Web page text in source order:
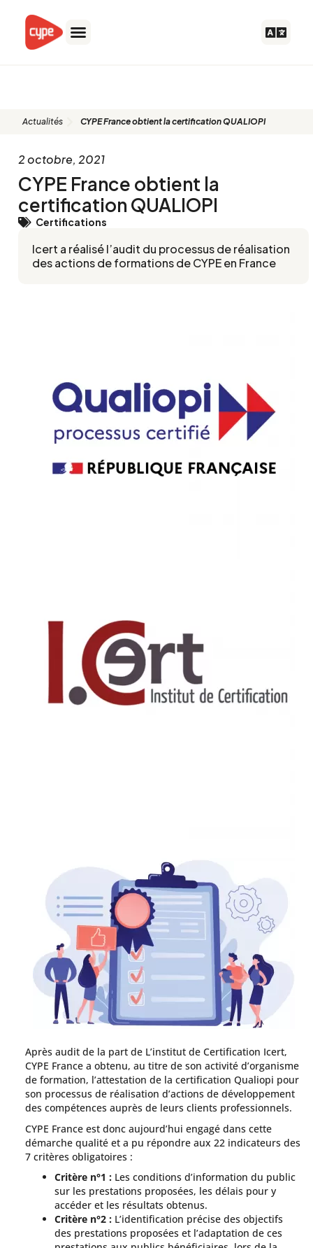
contenu
Actualités CYPE France obtient la certification QUALIOPI
2 octobre, 2021
CYPE France obtient la
certification QUALIOPI
Certifications
Icert a réalisé l’audit du processus de réalisation
des actions de formations de CYPE en France
Après audit de la part de L’institut de Certification Icert,
CYPE France a obtenu, au titre de son activité d’organisme
de formation, l’attestation de la certification Qualiopi pour
son processus de réalisation d’actions de développement
des compétences auprès de leurs clients professionnels.
CYPE France est donc aujourd’hui engagé dans cette
démarche qualité et a pu répondre aux 22 indicateurs des
7 critères obligatoires :
Critère n°1 : Les conditions d’information du public
sur les prestations proposées, les délais pour y
accéder et les résultats obtenus.
Critère n°2 : L’identification précise des objectifs
des prestations proposées et l’adaptation de ces